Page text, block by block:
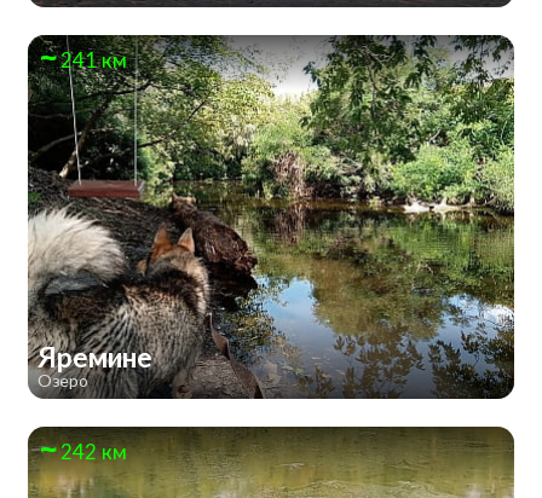
241 км
Яремине
Озеро
242 км